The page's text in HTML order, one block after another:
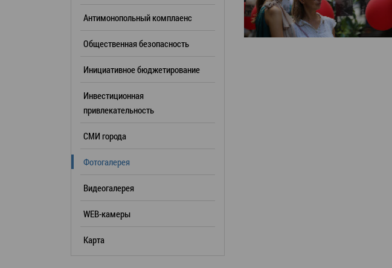
Список руководителей
Антимонопольный комплаенс
Общественная безопасность
Инициативное бюджетирование
Инвестиционная
привлекательность
СМИ города
Фотогалерея
Видеогалерея
WEB-камеры
Карта